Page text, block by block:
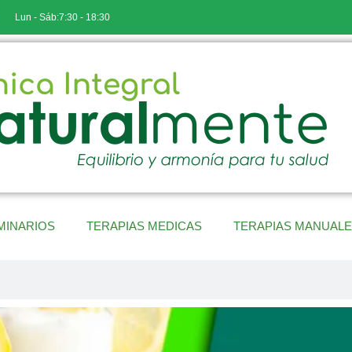
Lun - Sáb:7:30 - 18:30
TERAPIAS MEDICAS TERAPIAS